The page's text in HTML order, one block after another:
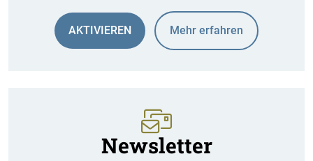
AKTIVIEREN Mehr erfahren
Newsletter